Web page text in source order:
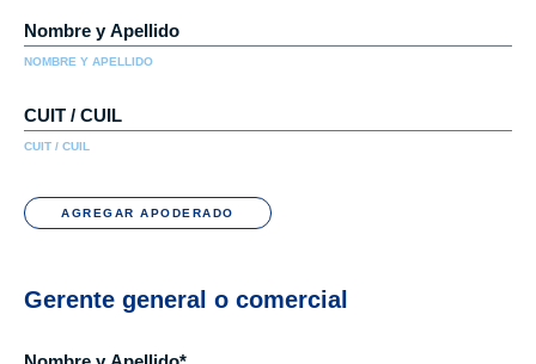
NOMBRE Y APELLIDO
CUIT / CUIL
AGREGAR APODERADO
Gerente general o comercial